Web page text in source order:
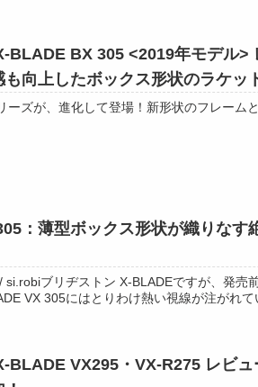
BLADE BX 305 <2019年モデル>
向上したボックス形状のラケッ
ーズが、進化して登場！新形状のフレーム
：薄型ボックス形状が織りなす
ブリヂストン X-BLADEですが、発売
VX 305にはとりわけ熱い視線が注がれて
BLADE VX295・VX-R275 レビ